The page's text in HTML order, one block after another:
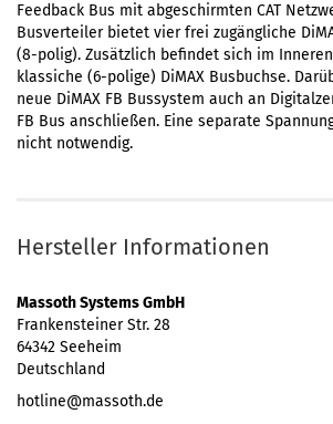
Feedback Bus mit abgeschirmten CAT
Busverteiler bietet vier frei zugängliche
(8-polig). Zusätzlich befindet sich im
klassiche (6-polige) DiMAX Busbuchse.
neue DiMAX FB Bussystem auch an
FB Bus anschließen. Eine separate
nicht notwendig.
Hersteller Informationen
Massoth Systems GmbH
Frankensteiner Str. 28
64342 Seeheim
Deutschland
hotline@massoth.de